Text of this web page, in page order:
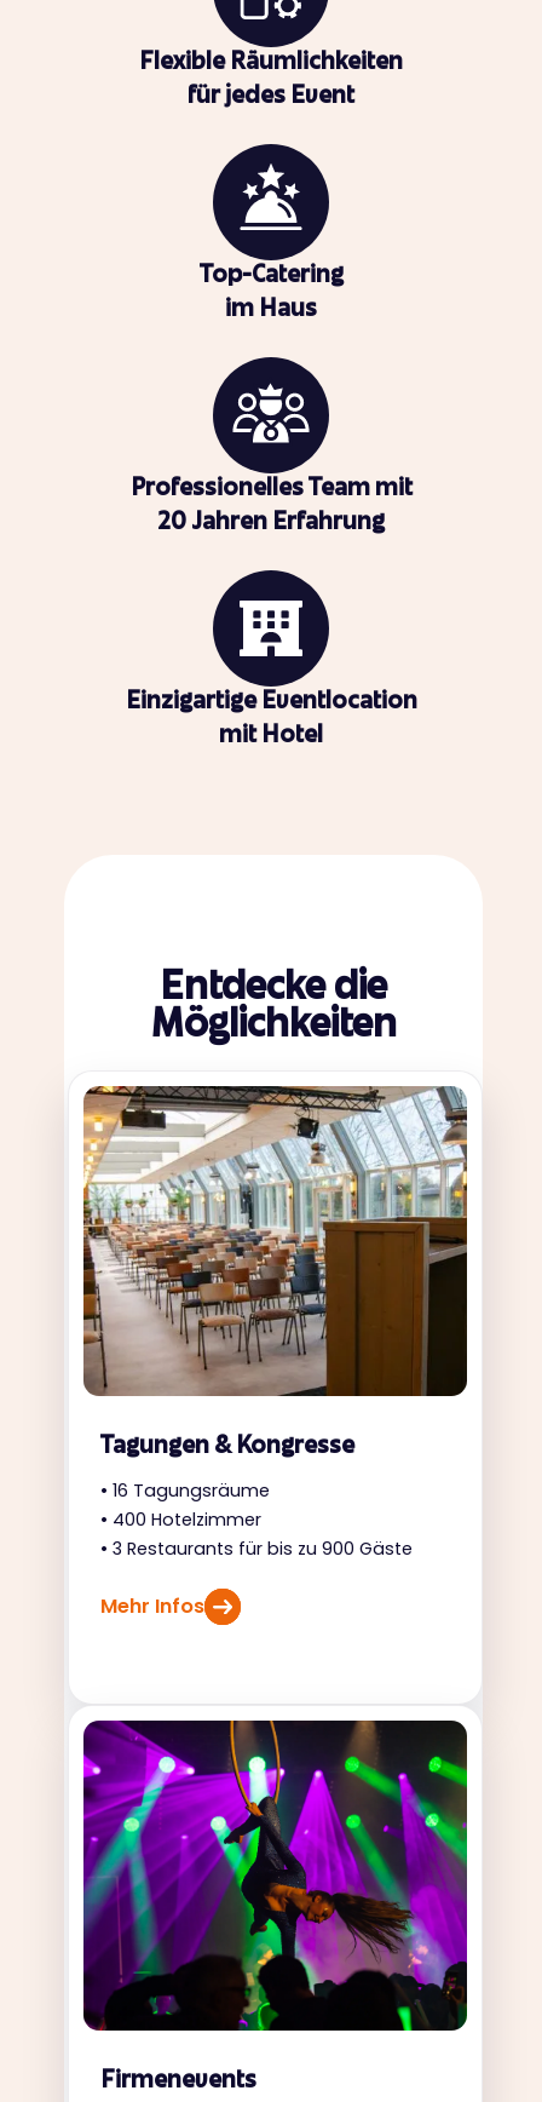
Flexible Räumlichkeiten
für jedes Event
Top-Catering
im Haus
Professionelles Team mit
20 Jahren Erfahrung
Einzigartige Eventlocation
mit Hotel
Entdecke die
Möglichkeiten
Tagungen & Kongresse
• 16 Tagungsräume
• 400 Hotelzimmer
• 3 Restaurants für bis zu 900 Gäste
Mehr Infos
Firmenevents